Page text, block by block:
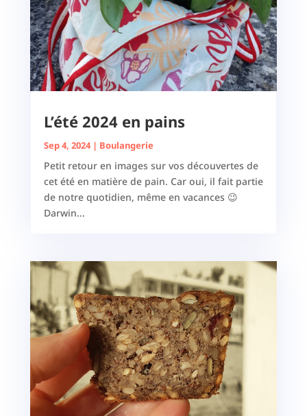
L’été 2024 en pains
Sep 4, 2024| Boulangerie
Petit retour en images sur vos découvertes de
cet été en matière de pain. Car oui, il fait partie
de notre quotidien, même en vacances 😉
Darwin...